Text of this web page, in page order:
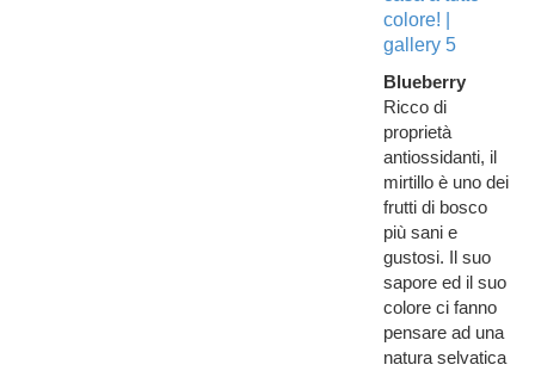
Blueberry
Ricco di
proprietà
antiossidanti, il
mirtillo è uno dei
frutti di bosco
più sani e
gustosi. Il suo
sapore ed il suo
colore ci fanno
pensare ad una
natura selvatica